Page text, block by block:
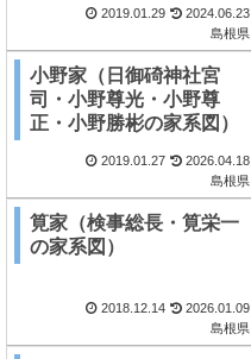
2019.01.29
2024.06.23
島根県
小野家（日御碕神社宮
司・小野尊光・小野尊
正・小野勝彬の家系図）
2019.01.27
2026.04.18
島根県
筧家（検事総長・筧栄一
の家系図）
2018.12.14
2026.01.09
島根県